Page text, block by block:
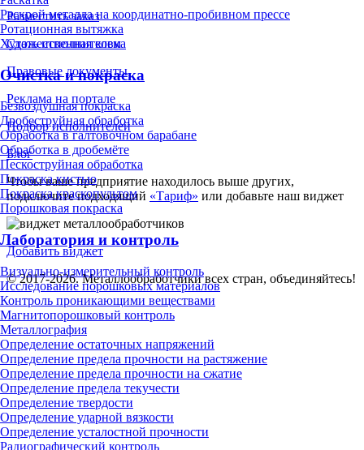
Раскрой металла на координатно-пробивном прессе
Ротационная вытяжка
Художественная ковка
Очистка и покраска
Безвоздушная покраска
Дробеструйная обработка
Обработка в галтовочном барабане
Обработка в дробемёте
Пескоструйная обработка
Покраска кистью
Покраска краскопультом
Порошковая покраска
Лаборатория и контроль
Визуально-измерительный контроль
Исследование порошковых материалов
Контроль проникающими веществами
Магнитопорошковый контроль
Металлография
Определение остаточных напряжений
Определение предела прочности на растяжение
Определение предела прочности на сжатие
Определение предела текучести
Определение твердости
Определение ударной вязкости
Определение усталостной прочности
Радиографический контроль
Разместить заказ
Стать исполнителем
Правовые документы
Реклама на портале
Подбор исполнителей
Блог
Чтобы ваше предприятие находилось выше других,
подключите подходящий «Тариф» или добавьте наш виджет
Добавить виджет
© 2017-2026. Металлообработчики всех стран, объединяйтесь!